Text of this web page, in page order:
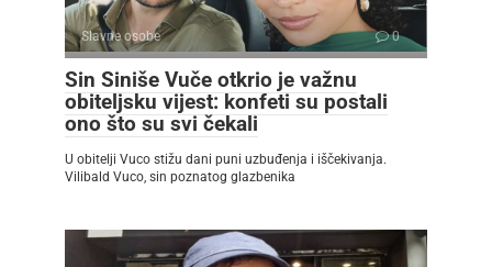
Slavne osobe 0
Sin Siniše Vuče otkrio je važnu
obiteljsku vijest: konfeti su postali
ono što su svi čekali
U obitelji Vuco stižu dani puni uzbuđenja i iščekivanja.
Vilibald Vuco, sin poznatog glazbenika